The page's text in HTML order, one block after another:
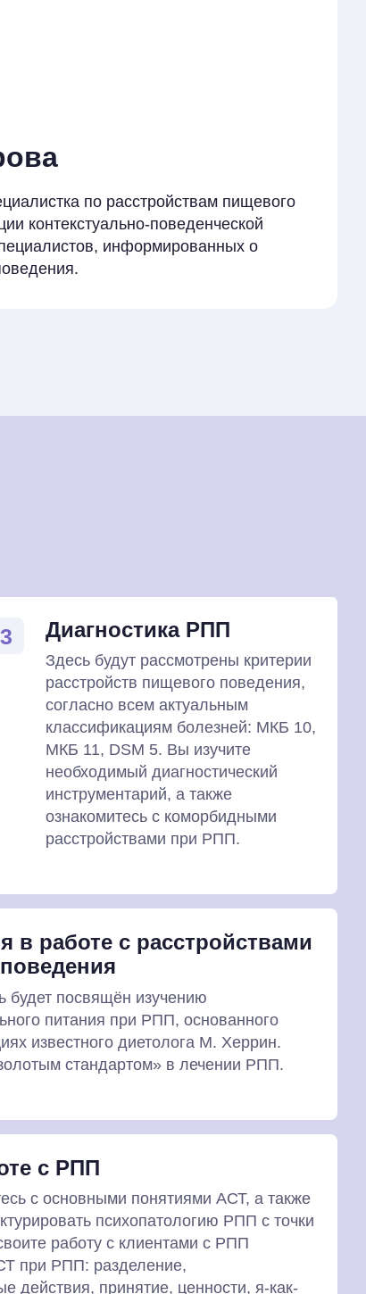
по расстройствам пищевого
контекстуально-поведенческой
информированных о
3 Диагностика РПП
Здесь будут рассмотрены критерии
расстройств пищевого поведения,
согласно всем актуальным
классификациям болезней: МКБ 10,
МКБ 11, DSM 5. Вы изучите
необходимый диагностический
инструментарий, а также
ознакомитесь с коморбидными
расстройствами при РПП.
в работе с расстройствами
будет посвящён изучению
питания при РПП, основанного
известного диетолога М. Херрин.
стандартом» в лечении РПП.
с РПП
с основными понятиями АСТ, а также
психопатологию РПП с точки
работу с клиентами с РПП
при РПП: разделение,
действия, принятие, ценности, я-как-